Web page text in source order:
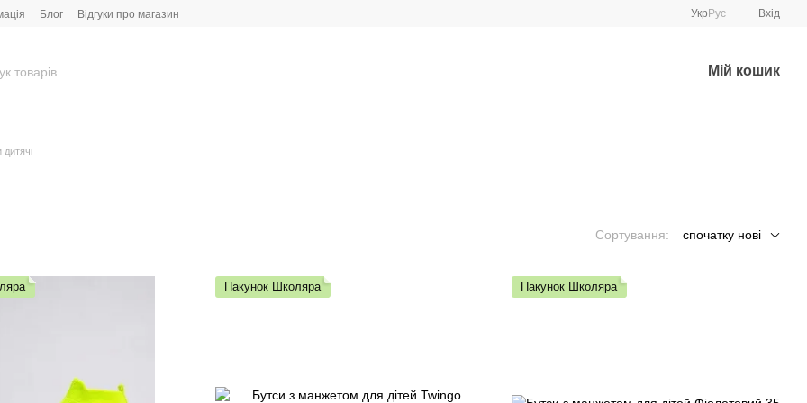
Блог Відгуки про магазин Укр Рус Вхід
Мій кошик
дитячі
Сортування: спочатку нові
Пакунок Школяра Пакунок Школяра